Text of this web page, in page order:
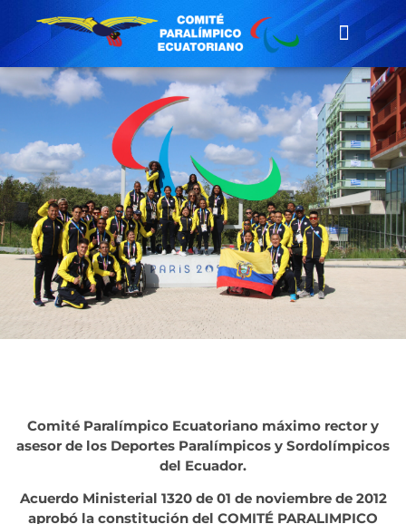
Comité Paralímpico Ecuatoriano máximo rector y
asesor de los Deportes Paralímpicos y Sordolímpicos
del Ecuador.
Acuerdo Ministerial 1320 de 01 de noviembre de 2012
aprobó la constitución del COMITÉ PARALIMPICO